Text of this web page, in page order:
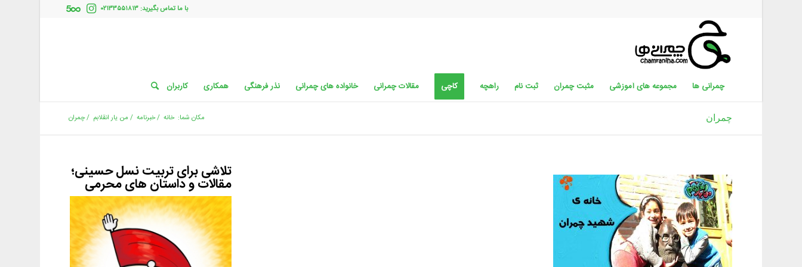
با ما تماس بگیرید: ۰۲۱۳۳۵۵۱۸۱۳
چمرانی ها مجموعه های آموزشی مثبت چمران ثبت نام راهچه کاچی مقالات چمرانی خانواده های چمرانی نذر فرهنگی همکاری کاربران
چمران مکان شما: خانه /خبرنامه / من یار انقلابم /چمران
تلاشی برای تربیت نسل حسینی؛
مقالات و داستان های محرمی